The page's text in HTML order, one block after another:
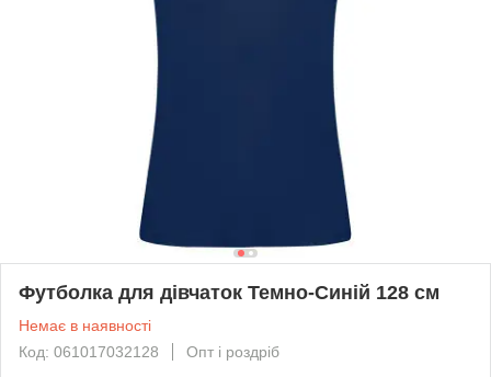
Футболка для дівчаток Темно-Синій 128 см
Немає в наявності
Код: 061017032128
Опт і роздріб